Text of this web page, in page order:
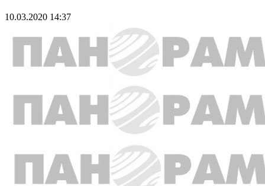
10.03.2020 14:37